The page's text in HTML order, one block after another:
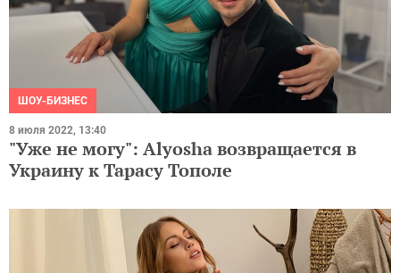
ШОУ-БИЗНЕС
8 июля 2022, 13:40
"Уже не могу": Alyosha возвращается в
Украину к Тарасу Тополе